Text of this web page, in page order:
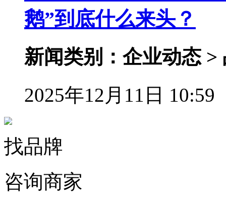
鹅”到底什么来头？
新闻类别：企业动态 >
2025年12月11日 10:59
找品牌
咨询商家